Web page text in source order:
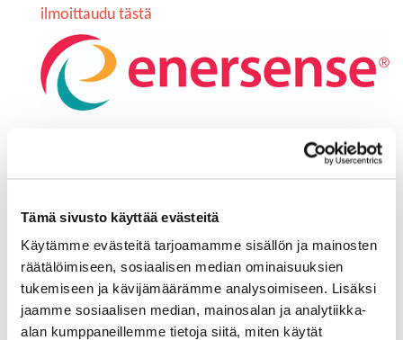
Tämä sivusto käyttää evästeitä
Käytämme evästeitä tarjoamamme sisällön ja mainosten
räätälöimiseen, sosiaalisen median ominaisuuksien
tukemiseen ja kävijämäärämme analysoimiseen. Lisäksi
jaamme sosiaalisen median, mainosalan ja analytiikka-
alan kumppaneillemme tietoja siitä, miten käytät
ilmoittaudu tästä
Työelämän murros ja kasvu
isäntänä Enersence International Oyj ja
toimitusjohtaja Jussi Holopainen
ilmoittaudu tästä